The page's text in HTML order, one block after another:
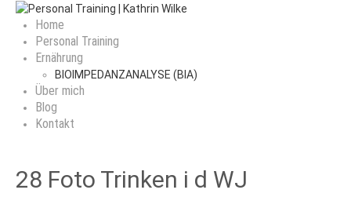
Home
Personal Training
Ernährung
BIOIMPEDANZANALYSE (BIA)
Über mich
Blog
Kontakt
28 Foto Trinken i d WJ